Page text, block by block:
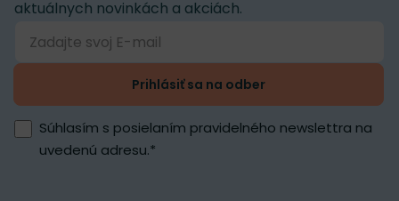
aktuálnych novinkách a akciách.
Prihlásiť sa na odber
Súhlasím s posielaním pravidelného newslettra na
uvedenú adresu.*